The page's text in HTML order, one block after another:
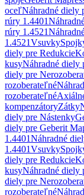
oceľNáhradné diely
rúry 1.4401
rúry 1.4521
1.4521Vsuvky
diely pre Redukcie
kusyNáhradné diely
diely pre
rozoberateľné
rozoberateľné
kompenzátoryZátky
diely pre Nástenky
diely pre Geberit
1.4401Náhradné
1.4401Vsuvky
diely pre Redukcie
kusyNáhradné diely
diely pre
rozoberateľné